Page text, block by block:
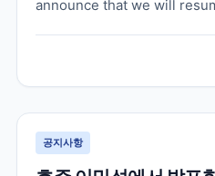
announce that we will
공지사항